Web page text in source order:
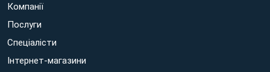
Компанії
Послуги
Спеціалісти
Інтернет-магазини